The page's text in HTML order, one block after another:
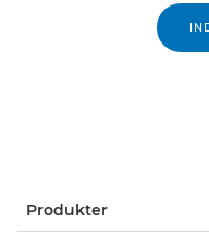
Produkter